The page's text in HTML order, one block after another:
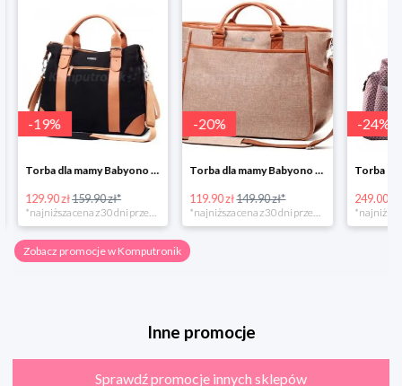
-19%
Torba dla mamy Babyono 1505/01 Comfort Icoinic 5/5
129.90 zł159.90 zł*
*najniższa cena z 30 dni przed obniżką
-20%
Torba dla mamy Babyono 1507/01 Comfort Chic w super cenie
119.90 zł149.90 zł*
*najniższa cena z 30 dni przed obniżką
-24%
249.00 zł
Zobacz promocje w Komputronik
Inne promocje
Sprawdź promocje innych sklepów